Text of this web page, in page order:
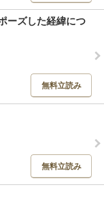
ーズした経緯につ
無料立読み
無料立読み